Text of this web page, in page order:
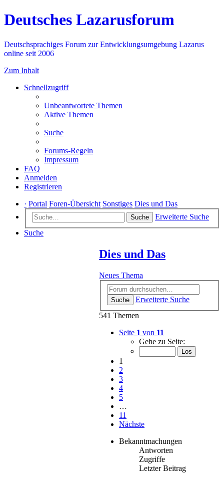
Deutsches Lazarusforum
Deutschsprachiges Forum zur Entwicklungsumgebung Lazarus
online seit 2006
Zum Inhalt
Schnellzugriff
Unbeantwortete Themen
Aktive Themen
Suche
Forums-Regeln
Impressum
FAQ
Anmelden
Registrieren
· Portal Foren-Übersicht Sonstiges Dies und Das
Suche
Erweiterte Suche
Suche
Dies und Das
Neues Thema
Suche
Erweiterte Suche
541 Themen
Seite 1 von 11
Gehe zu Seite:
1
2
3
4
5
…
11
Nächste
Bekanntmachungen
Antworten
Zugriffe
Letzter Beitrag